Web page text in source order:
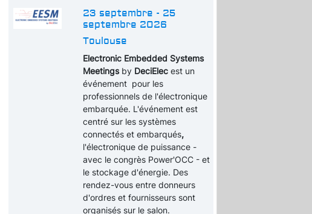
23 septembre - 25
septembre 2026
Toulouse
Electronic Embedded Systems
Meetingsby DeciElec est un
événement pour les
professionnels de l'électronique
embarquée. L'événement est
centré sur les systèmes
connectés et embarqués,
l'électronique de puissance -
avec le congrès Power'OCC - et
le stockage d'énergie. Des
rendez-vous entre donneurs
d'ordres et fournisseurs sont
organisés sur le salon.